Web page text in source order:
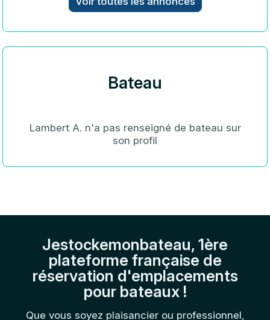
Bateau
Lambert A. n'a pas renseigné de bateau sur
son profil
Jestockemonbateau, 1ère
plateforme française de
réservation d'emplacements
pour bateaux !
Que vous soyez plaisancier ou professionnel,